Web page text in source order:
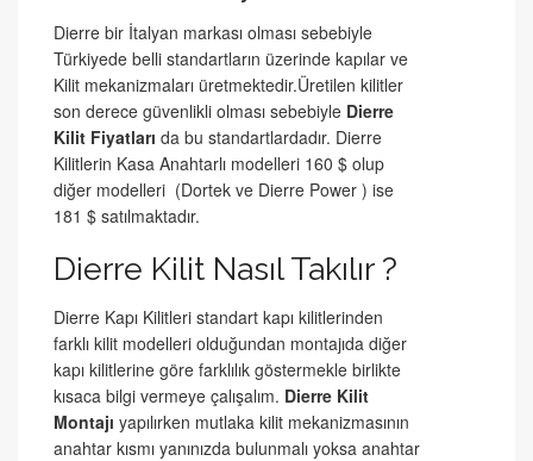
Dierre bir İtalyan markası olması sebebiyle
Türkiyede belli standartların üzerinde kapılar ve
Kilit mekanizmaları üretmektedir.Üretilen kilitler
son derece güvenlikli olması sebebiyle Dierre
Kilit Fiyatları da bu standartlardadır. Dierre
Kilitlerin Kasa Anahtarlı modelleri 160 $ olup
diğer modelleri (Dortek ve Dierre Power ) ise
181 $ satılmaktadır.
Dierre Kilit Nasıl Takılır ?
Dierre Kapı Kilitleri standart kapı kilitlerinden
farklı kilit modelleri olduğundan montajıda diğer
kapı kilitlerine göre farklılık göstermekle birlikte
kısaca bilgi vermeye çalışalım. Dierre Kilit
Montajı yapılırken mutlaka kilit mekanizmasının
anahtar kısmı yanınızda bulunmalı yoksa anahtar